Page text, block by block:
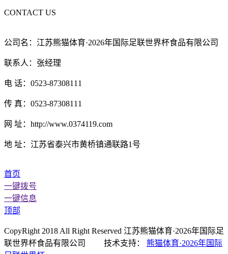
CONTACT US
公司名：江苏熊猫体育·2026年国际足联世界杯食品有限公司
联系人：张经理
电 话：0523-87308111
传 真：0523-87308111
网 址：http://www.0374119.com
地 址：江苏省泰兴市黄桥镇通联路1号
首页
一键拨号
一键信息
顶部
CopyRight 2018 All Right Reserved 江苏熊猫体育·2026年国际足
联世界杯食品有限公司 技术支持： 熊猫体育·2026年国际